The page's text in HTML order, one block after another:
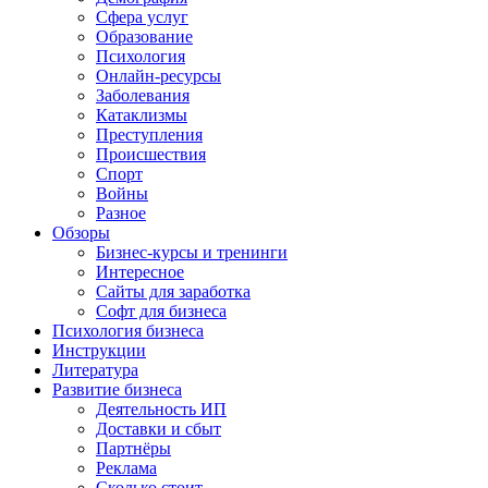
Сфера услуг
Образование
Психология
Онлайн-ресурсы
Заболевания
Катаклизмы
Преступления
Происшествия
Спорт
Войны
Разное
Обзоры
Бизнес-курсы и тренинги
Интересное
Сайты для заработка
Софт для бизнеса
Психология бизнеса
Инструкции
Литература
Развитие бизнеса
Деятельность ИП
Доставки и сбыт
Партнёры
Реклама